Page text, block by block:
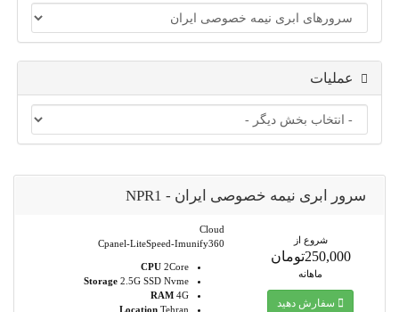
عملیات
سرور ابری نیمه خصوصی ایران - NPR1
Cloud
Cpanel-LiteSpeed-Imunify360
CPU2Core
Storage2.5G SSD Nvme
RAM4G
LocationTehran
شروع از
250,000تومان
ماهانه
سفارش دهید